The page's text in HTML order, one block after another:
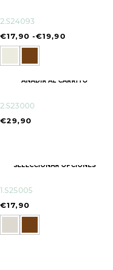
2.S24093
€17,90 -€19,90
AÑADIR AL CARRITO
2.S23000
€29,90
SELECCIONAR OPCIONES
1.S25005
€17,90